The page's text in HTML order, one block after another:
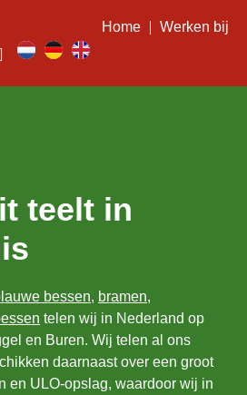
Home Werken bij
teelt in
bessen, bramen,
telen wij in Nederland op
en Buren. Wij telen al ons
daarnaast over een groot
en ULO-opslag, waardoor wij in